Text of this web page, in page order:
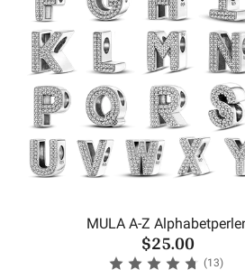
MULA A-Z
$25.00
(13)